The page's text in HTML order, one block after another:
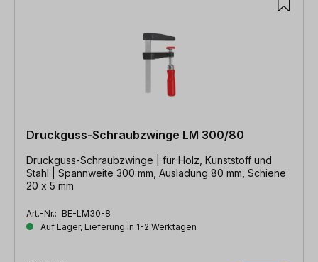
Druckguss-Schraubzwinge LM 300/80
Druckguss-Schraubzwinge | für Holz, Kunststoff und
Stahl | Spannweite 300 mm, Ausladung 80 mm, Schiene
20 x 5 mm
Art.-Nr.: BE-LM30-8
Auf Lager, Lieferung in 1-2 Werktagen